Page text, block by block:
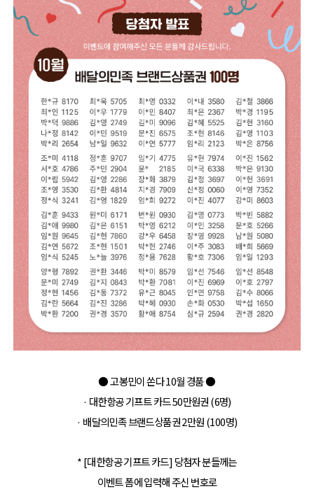
● 고봉민이 쏜다 10월 경품●
· 대한항공 기프트 카드 50만원권 (6명)
· 배달의민족 브랜드상품권 2만원 (100명)
* [대한항공 기프트 카드] 당첨자 분들께는
이벤트 폼에 입력해 주신 번호로